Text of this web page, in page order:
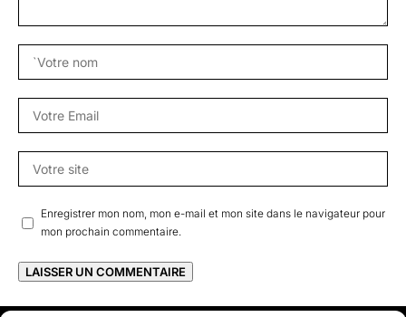
Enregistrer mon nom, mon e-mail et mon site dans le navigateur pour
mon prochain commentaire.